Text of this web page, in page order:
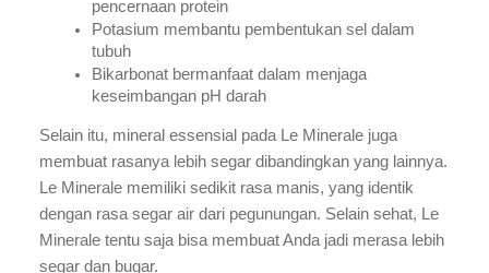
pencernaan protein
Potasium membantu pembentukan sel dalam
tubuh
Bikarbonat bermanfaat dalam menjaga
keseimbangan pH darah
Selain itu, mineral essensial pada Le Minerale juga
membuat rasanya lebih segar dibandingkan yang lainnya.
Le Minerale memiliki sedikit rasa manis, yang identik
dengan rasa segar air dari pegunungan. Selain sehat, Le
Minerale tentu saja bisa membuat Anda jadi merasa lebih
segar dan bugar.